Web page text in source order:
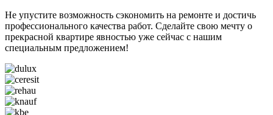
Не упустите возможность сэкономить на ремонте и достичь
профессионального качества работ. Сделайте свою мечту о
прекрасной квартире явностью уже сейчас с нашим
специальным предложением!